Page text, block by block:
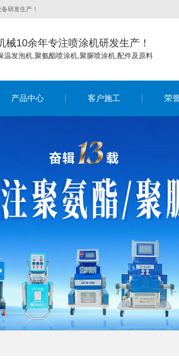
研发生产！
械10余年专注喷涂机研发生产！
温发泡机,聚氨酯喷涂机,聚脲喷涂机,配件及原料
产品中心 客户施工 荣